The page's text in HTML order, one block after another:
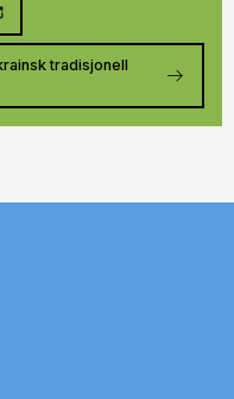
tradisjonell